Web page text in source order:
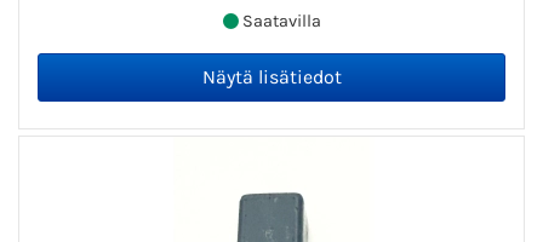
Saatavilla